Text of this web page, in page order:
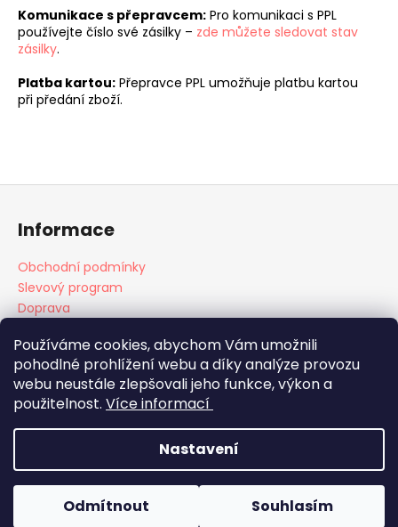
Používáme cookies, abychom Vám umožnili
pohodlné prohlížení webu a díky analýze provozu
webu neustále zlepšovali jeho funkce, výkon a
použitelnost. Více informací
Nastavení
Odmítnout Souhlasím
Komunikace s přepravcem: Pro komunikaci s PPL
používejte číslo své zásilky – zde můžete sledovat stav
zásilky.
Platba kartou: Přepravce PPL umožňuje platbu kartou
při předání zboží.
834
Kč
Z
í
Informace
Obchodní podmínky
Slevový program
Doprava
Doprava
Copyright 2026Plenkovky.cz. Všechna práva vyhrazena.
Upravit nastavení cookies